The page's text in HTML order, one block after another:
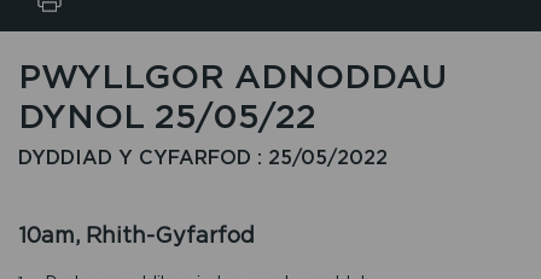
PWYLLGOR ADNODDAU
DYNOL 25/05/22
DYDDIAD Y CYFARFOD : 25/05/2022
10am, Rhith-Gyfarfod